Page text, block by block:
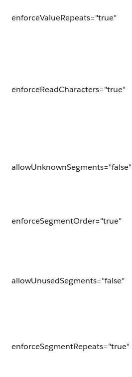
enforceValueRepeats="true"
enforceReadCharacters="true"
allowUnknownSegments="false"
enforceSegmentOrder="true"
allowUnusedSegments="false"
enforceSegmentRepeats="true"